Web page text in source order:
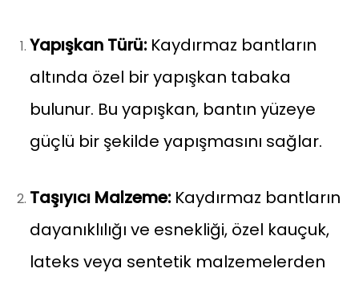
Yapışkan Türü: Kaydırmaz bantların
altında özel bir yapışkan tabaka
bulunur. Bu yapışkan, bantın yüzeye
güçlü bir şekilde yapışmasını sağlar.
Taşıyıcı Malzeme: Kaydırmaz bantların
dayanıklılığı ve esnekliği, özel kauçuk,
lateks veya sentetik malzemelerden